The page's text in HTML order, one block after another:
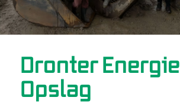
Dronter Energie
Opslag